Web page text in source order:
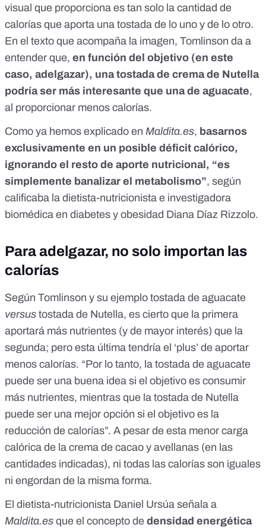
visual que proporciona es tan solo la cantidad de
calorías que aporta una tostada de lo uno y de lo otro.
En el texto que acompaña la imagen, Tomlinson da a
entender que, en función del objetivo (en este
caso, adelgazar), una tostada de crema de Nutella
podría ser más interesante que una de aguacate,
al proporcionar menos calorías.
Como ya hemos explicado en Maldita.es, basarnos
exclusivamente en un posible déficit calórico,
ignorando el resto de aporte nutricional, “es
simplemente banalizar el metabolismo”, según
calificaba la dietista-nutricionista e investigadora
biomédica en diabetes y obesidad Diana Díaz Rizzolo.
Para adelgazar, no solo importan las
calorías
Según Tomlinson y su ejemplo tostada de aguacate
versus tostada de Nutella, es cierto que la primera
aportará más nutrientes (y de mayor interés) que la
segunda; pero esta última tendría el ‘plus’ de aportar
menos calorías. “Por lo tanto, la tostada de aguacate
puede ser una buena idea si el objetivo es consumir
más nutrientes, mientras que la tostada de Nutella
puede ser una mejor opción si el objetivo es la
reducción de calorías”. A pesar de esta menor carga
calórica de la crema de cacao y avellanas (en las
cantidades indicadas), ni todas las calorías son iguales
ni engordan de la misma forma.
El dietista-nutricionista Daniel Ursúa señala a
Maldita.es que el concepto de densidad energética